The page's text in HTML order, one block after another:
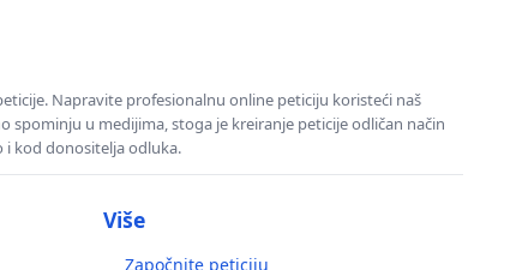
Napravite profesionalnu online peticiju koristeći naš
spominju u medijima, stoga je kreiranje peticije odličan način
i kod donositelja odluka.
Više
Započnite peticiju